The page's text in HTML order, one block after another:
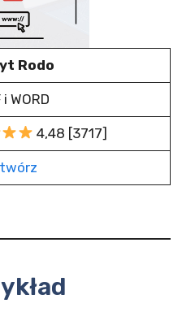
Rodo
i WORD
4,48 [3717]